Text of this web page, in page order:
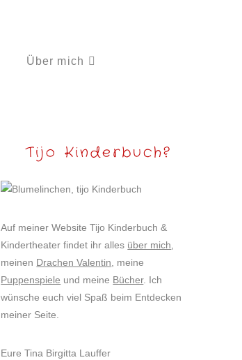
Über mich
Tijo Kinderbuch?
Auf meiner Website Tijo Kinderbuch &
Kindertheater findet ihr alles über mich
meinen Drachen Valentin , meine
Puppenspiele und meine Bücher. Ich
wünsche euch viel Spaß beim Entdecken
meiner Seite.
Eure Tina Birgitta Lauffer